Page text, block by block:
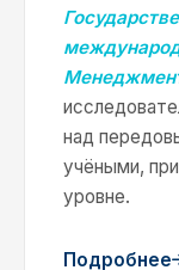
над
учёными,
уровне.
Подробнее